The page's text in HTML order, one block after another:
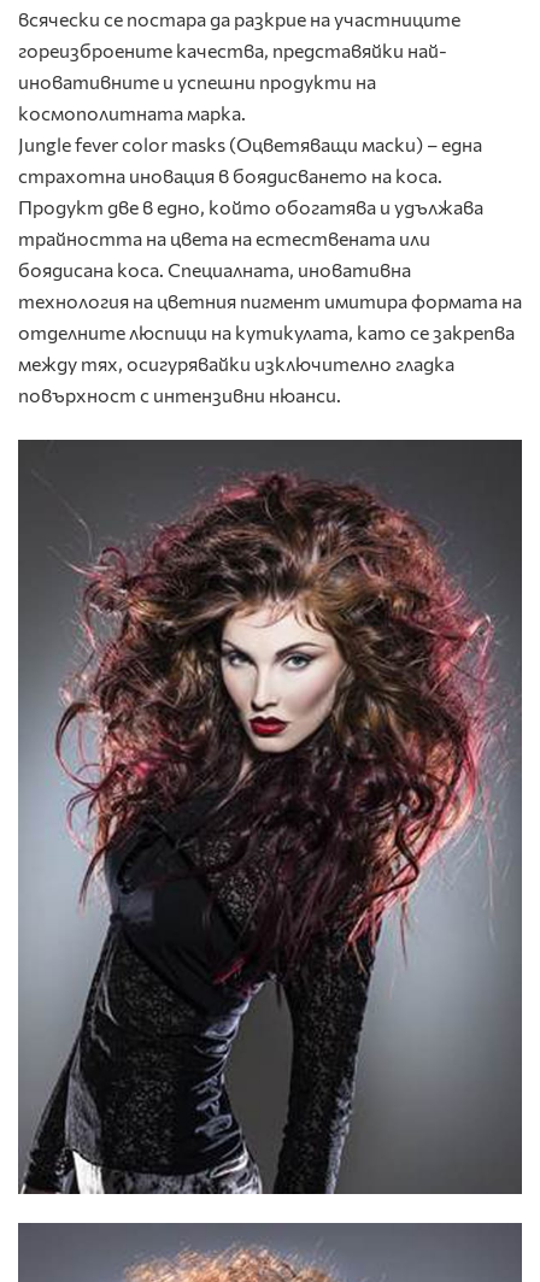
всячески се постара да разкрие на участниците
гореизброените качества, представяйки най-
иновативните и успешни продукти на
космополитната марка.
Jungle fever color masks (Оцветяващи маски) – една
страхотна иновация в боядисването на коса.
Продукт две в едно, който обогатява и удължава
трайността на цвета на естествената или
боядисана коса. Специалната, иновативна
технология на цветния пигмент имитира формата на
отделните люспици на кутикулата, като се закрепва
между тях, осигурявайки изключително гладка
повърхност с интензивни нюанси.